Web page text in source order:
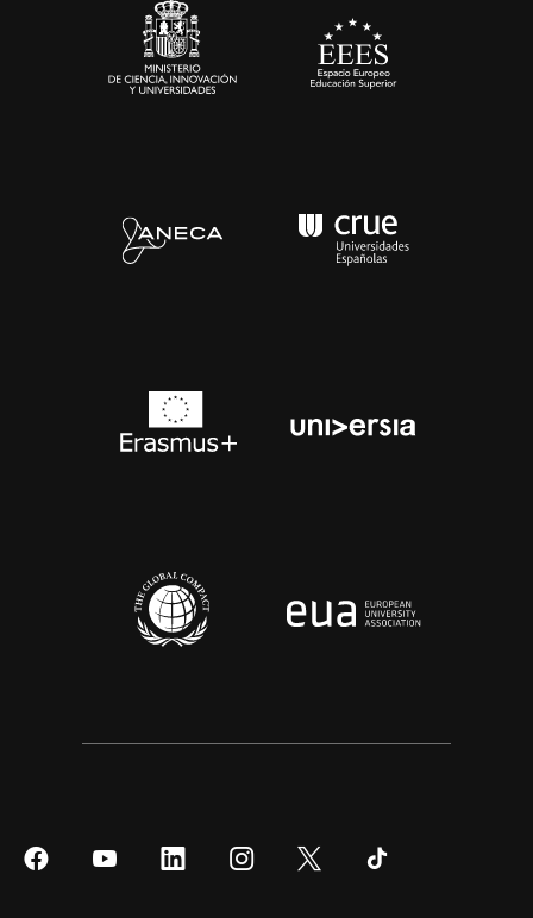
SíguenosSíguenos
SíguenosSíguenos
Síguenos